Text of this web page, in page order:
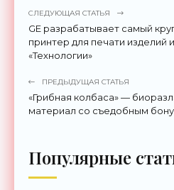
СЛЕДУЮЩАЯ СТАТЬЯ
GE разрабатывает самый
принтер для печати изделий
«Технологии»
ПРЕДЫДУЩАЯ СТАТЬЯ
«Грибная колбаса» —
материал со съедобным
Популярные